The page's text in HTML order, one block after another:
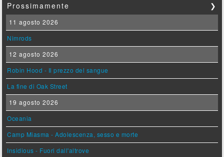
Prossimamente ❯
11 agosto 2026
Nimrods
12 agosto 2026
Robin Hood - Il prezzo del sangue
La fine di Oak Street
19 agosto 2026
Oceania
Camp Miasma - Adolescenza, sesso e morte
Insidious - Fuori dall'altrove